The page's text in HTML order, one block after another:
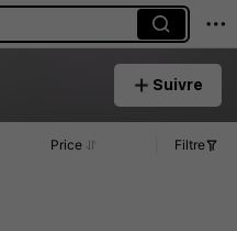
Suivre
Price Filtre